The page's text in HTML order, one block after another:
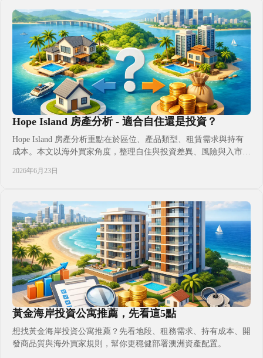
Hope Island 房產分析 - 適合自住還是投資？
Hope Island 房產分析重點在於區位、產品類型、租賃需求與持有
成本。本文以海外買家角度，整理自住與投資差異、風險與入市判
2026年6月23日
黃金海岸投資公寓推薦，先看這5點
想找黃金海岸投資公寓推薦？先看地段、租務需求、持有成本、開
發商品質與海外買家規則，幫你更穩健部署澳洲資產配置。